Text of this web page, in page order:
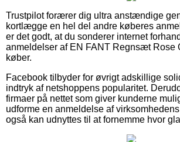
Trustpilot forærer dig ultra anstændige
kortlægge en hel del andre køberes
er det godt, at du sonderer internet
anmeldelser af EN FANT Regnsæt Rose
køber.
Facebook tilbyder for øvrigt adskillige
indtryk af netshoppens popularitet.
firmaer på nettet som giver kunderne
udforme en anmeldelse af
også kan udnyttes til at fornemme hvor